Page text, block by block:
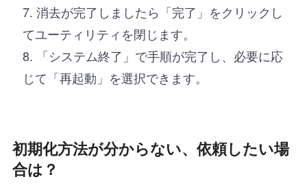
消去が完了しましたら「完了」をクリックし
てユーティリティを閉じます。
「システム終了」で手順が完了し、必要に応
じて「再起動」を選択できます。
初期化方法が分からない、依頼したい場
合は？